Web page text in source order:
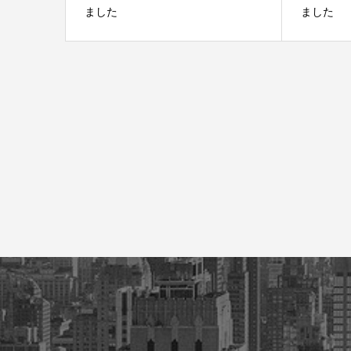
ました ました